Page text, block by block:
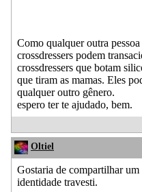
Como qualquer outra
crossdressers podem
crossdressers que botam
que tiram as mamas. Eles
qualquer outro gênero.
espero ter te ajudado, bem.
Oltiel
Gostaria de compartilhar
identidade travesti.